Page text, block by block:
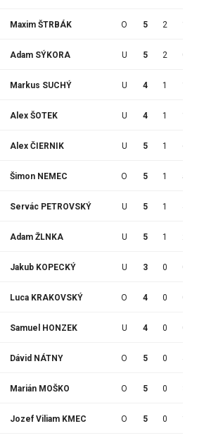
Maxim ŠTRBÁK O 5 2
Adam SÝKORA U 5 2 0
Markus SUCHÝ U 4 1
Alex ŠOTEK U 4 1
Alex ČIERNIK U 5 1 6
Šimon NEMEC O 5 1 5
Servác PETROVSKÝ U 5 1
Adam ŽLNKA U 5 1 2
Jakub KOPECKÝ U 3 0 0
Luca KRAKOVSKÝ O 4 0 0
Samuel HONZEK U 4 0 0
Dávid NÁTNY O 5 0
Marián MOŠKO O 5 0
Jozef Viliam KMEC O 5 0